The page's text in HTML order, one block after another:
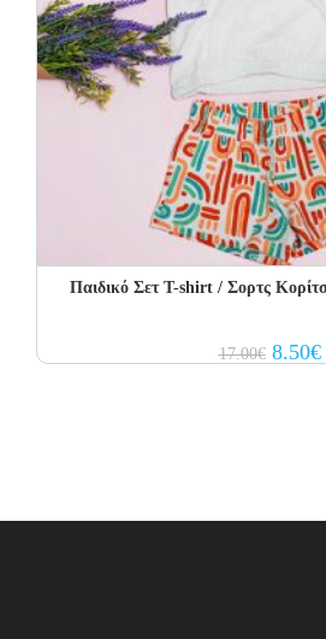
Παιδικό Σετ T-shirt / Σορτς
17.00€ Original
price
8.50€